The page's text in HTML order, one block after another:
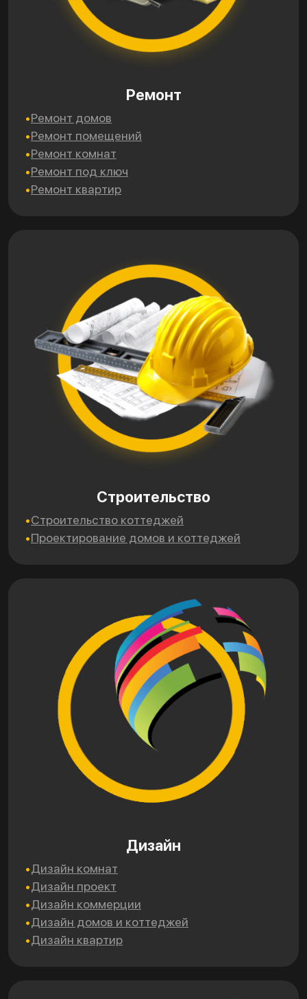
Ремонт
Ремонт домов
Ремонт помещений
Ремонт комнат
Ремонт под ключ
Ремонт квартир
Строительство
Строительство коттеджей
Проектирование домов и коттеджей
Дизайн
Дизайн комнат
Дизайн проект
Дизайн коммерции
Дизайн домов и коттеджей
Дизайн квартир